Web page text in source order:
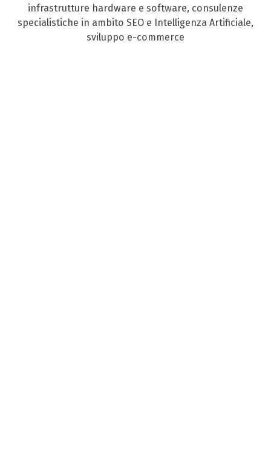
infrastrutture hardware e software, consulenze
specialistiche in ambito SEO e Intelligenza Artificiale,
sviluppo e-commerce